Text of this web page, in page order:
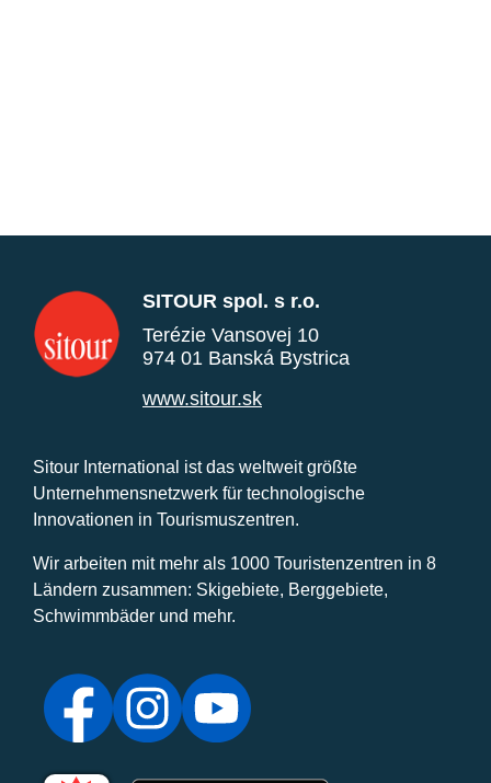
SITOUR spol. s r.o.
Terézie Vansovej 10
974 01 Banská Bystrica
www.sitour.sk
Sitour International ist das weltweit größte
Unternehmensnetzwerk für technologische
Innovationen in Tourismuszentren.
Wir arbeiten mit mehr als 1000 Touristenzentren in 8
Ländern zusammen: Skigebiete, Berggebiete,
Schwimmbäder und mehr.